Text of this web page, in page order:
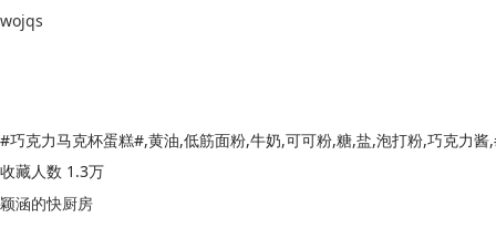
wojqs
收藏人数 1.3万
颖涵的快厨房